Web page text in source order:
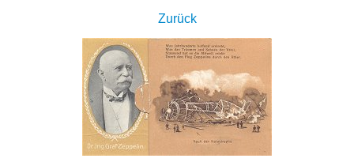
Zurück